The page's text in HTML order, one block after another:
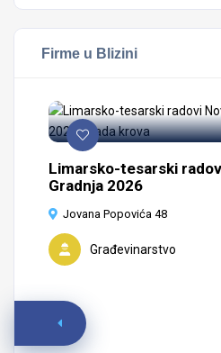
Firme u Blizini
Limarsko-tesarski
Gradnja 2026
Jovana Popovića 48
Građevinarstvo